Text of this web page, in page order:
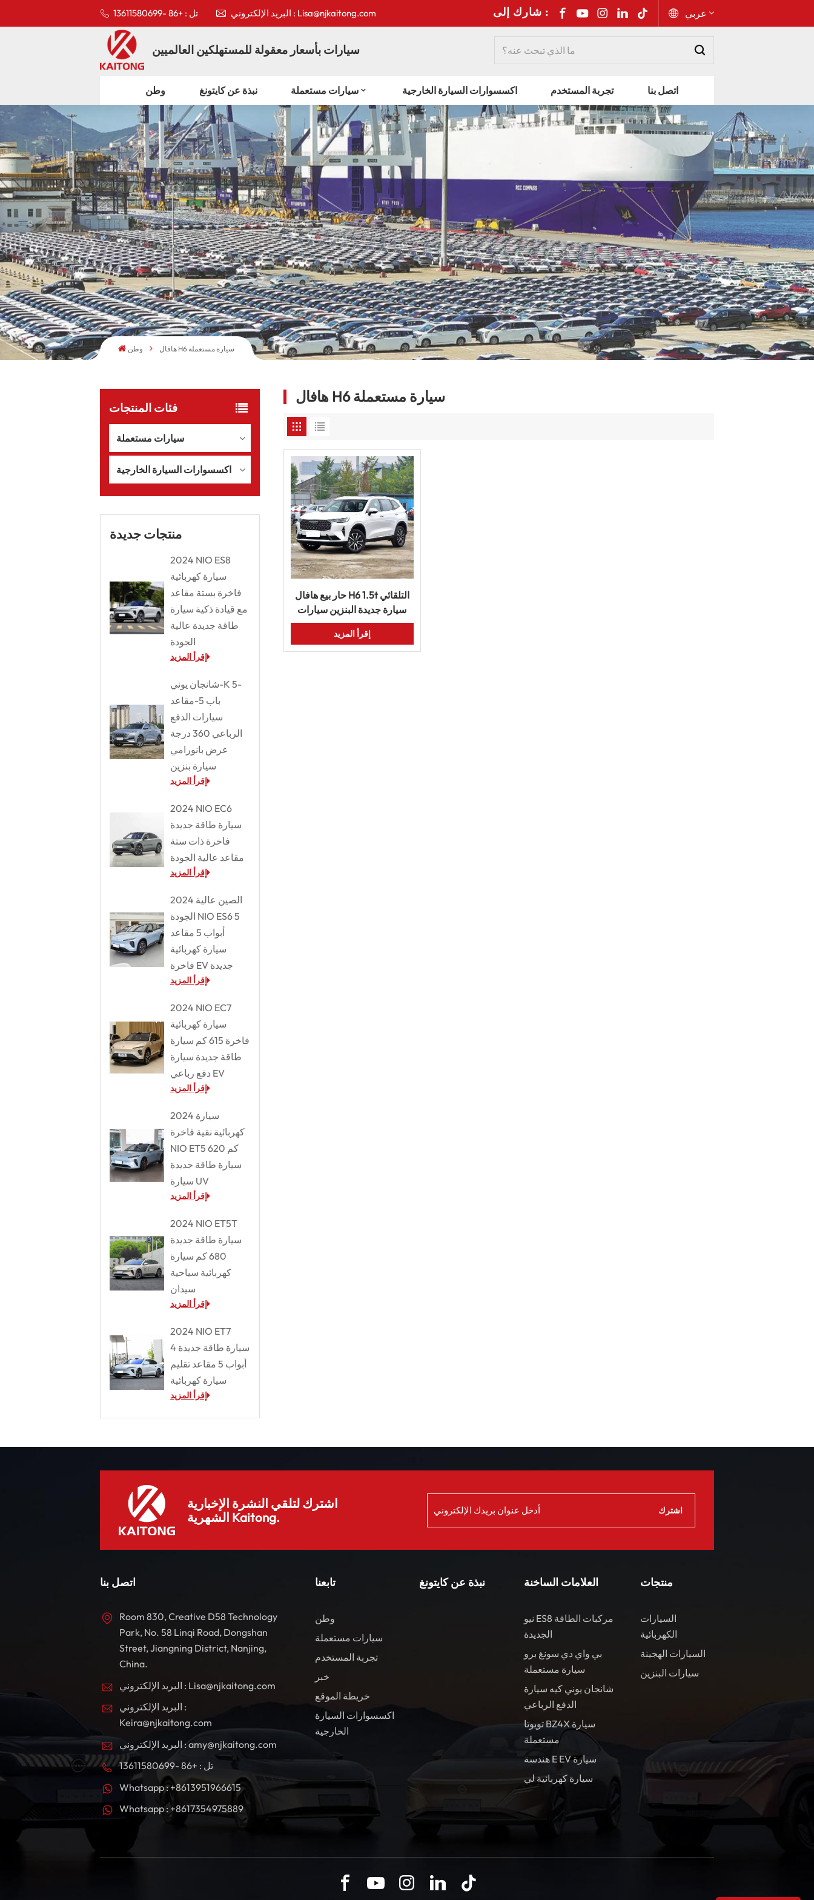
تل : +86 -13611580699 البريد الإلكتروني : Lisa@njkaitong.com شارك إلى : عربي
Русский
Español
Português
عربي
kiswahili
سيارات بأسعار معقولة للمستهلكين العالميين
وطن نبذة عن كايتونغ سيارات مستعملة اكسسوارات السيارة الخارجية تجربة المستخدم اتصل بنا
وطن هافال H6 سيارة مستعملة
فئات المنتجات
سيارات مستعملة
اكسسوارات السيارة الخارجية
منتجات جديدة
2024 NIO ES8
سيارة كهربائية
فاخرة بستة مقاعد
مع قيادة ذكية سيارة
طاقة جديدة عالية
الجودة
إقرأ المزيد
شانجان يوني-K 5-
باب 5-مقاعد
سيارات الدفع
الرباعي 360 درجة
عرض بانورامي
سيارة بنزين
إقرأ المزيد
2024 NIO EC6
سيارة طاقة جديدة
فاخرة ذات ستة
مقاعد عالية الجودة
إقرأ المزيد
2024 الصين عالية
الجودة NIO ES6 5
أبواب 5 مقاعد
سيارة كهربائية
فاخرة EV جديدة
إقرأ المزيد
2024 NIO EC7
سيارة كهربائية
فاخرة 615 كم سيارة
طاقة جديدة سيارة
دفع رباعي EV
إقرأ المزيد
2024 سيارة
كهربائية نقية فاخرة
NIO ET5 620 كم
سيارة طاقة جديدة
سيارة UV
إقرأ المزيد
2024 NIO ET5T
سيارة طاقة جديدة
680 كم سيارة
كهربائية سياحية
سيدان
إقرأ المزيد
2024 NIO ET7
سيارة طاقة جديدة 4
أبواب 5 مقاعد تقليم
سيارة كهربائية
إقرأ المزيد
هافال H6 سيارة مستعملة
حار بيع هافال H6 1.5t التلقائي
سيارة جديدة البنزين سيارات
الدفع الرباعي
إقرأ المزيد
اشترك لتلقي النشرة الإخبارية
الشهرية Kaitong.
اتصل بنا
Room 830, Creative D58 Technology
Park, No. 58 Linqi Road, Dongshan
Street, Jiangning District, Nanjing,
China.
البريد الإلكتروني : Lisa@njkaitong.com
البريد الإلكتروني :
Keira@njkaitong.com
البريد الإلكتروني : amy@njkaitong.com
تل : +86 -13611580699
Whatsapp : +8613951966615
Whatsapp : +8617354975889
تابعنا
وطن
سيارات مستعملة
تجربة المستخدم
خبر
خريطة الموقع
اكسسوارات السيارة
الخارجية
نبذة عن كايتونغ العلامات الساخنة
نيو ES8 مركبات الطاقة
الجديدة
بي واي دي سونغ برو
سيارة مستعملة
شانجان يوني كيه سيارة
الدفع الرباعي
تويوتا BZ4X سيارة
مستعملة
هندسة E EV سيارة
سيارة كهربائية لي
منتجات
السيارات
الكهربائية
السيارات الهجينة
سيارات البنزين